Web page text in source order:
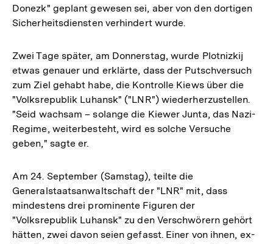
Donezk" geplant gewesen sei, aber von den dortigen
Sicherheitsdiensten verhindert wurde.
Zwei Tage später, am Donnerstag, wurde Plotnizkij
etwas genauer und erklärte, dass der Putschversuch
zum Ziel gehabt habe, die Kontrolle Kiews über die
"Volksrepublik Luhansk" ("LNR") wiederherzustellen.
"Seid wachsam – solange die Kiewer Junta, das Nazi-
Regime, weiterbesteht, wird es solche Versuche
geben," sagte er.
Am 24. September (Samstag), teilte die
Generalstaatsanwaltschaft der "LNR" mit, dass
mindestens drei prominente Figuren der
"Volksrepublik Luhansk" zu den Verschwörern gehört
hätten, zwei davon seien gefasst. Einer von ihnen, ex-